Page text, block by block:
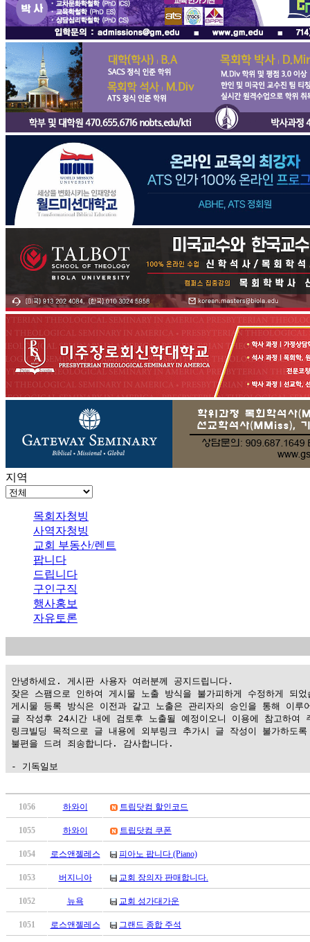
지역
목회자청빙
사역자청빙
교회 부동산/렌트
팝니다
드립니다
구인구직
행사홍보
자유토론
안녕하세요. 게시판 사용자 여러분께 공지드립니다.
잦은 스팸으로 인하여 게시물 노출 방식을 불가피하게 수정하게 되었
게시물 등록 방식은 이전과 같고 노출은 관리자의 승인을 통해 이루
글 작성후 24시간 내에 검토후 노출될 예정이오니 이용에 참고하여
링크빌딩 목적으로 글 내용에 외부링크 추가시 글 작성이 불가하도
불편을 드려 죄송합니다. 감사합니다.
- 기독일보
만
꼴
밍
1056 하와이 트립닷컴 할인코드
1055 하와이 트립닷컴 쿠폰
1054 로스앤젤레스 피아노 팝니다 (Piano)
1053 버지니아 교회 장의자 판매합니다.
1052 뉴욕 교회 성가대가운
1051 로스앤젤레스 그랜드 종합 주석